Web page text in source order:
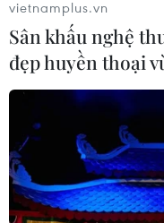
Dịch tả bùng phát
Nigeria, hàng trăm
23/07/2026 07:23
vietnamplus.vn
Sân khấu nghệ
đẹp huyền thoại